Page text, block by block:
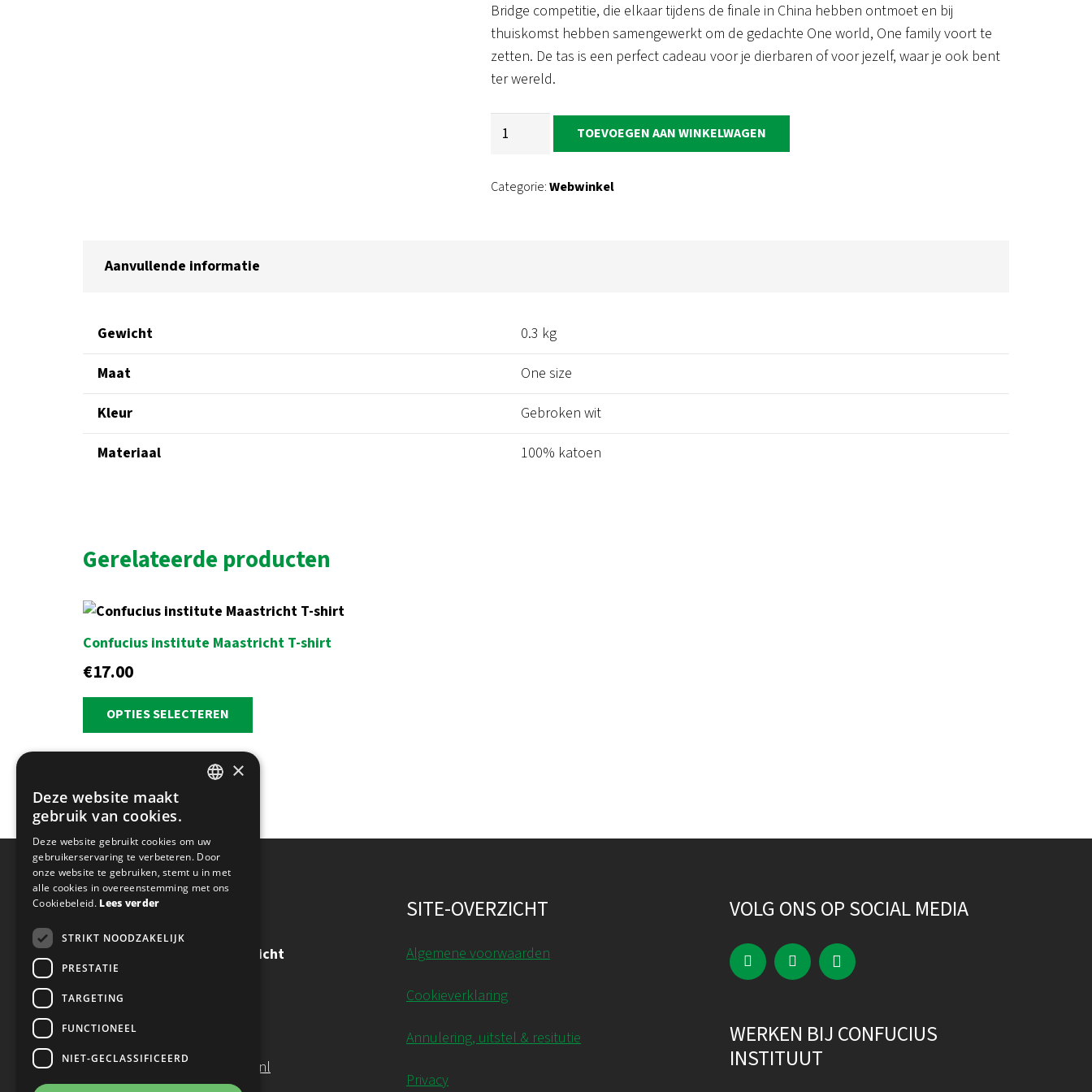
Bridge competitie, die elkaar tijdens de finale in China hebben ontmoet en bij
thuiskomst hebben samengewerkt om de gedachte One world, One family voort te
zetten. De tas is een perfect cadeau voor je dierbaren of voor jezelf, waar je ook bent
ter wereld.
One
family
TOEVOEGEN AAN WINKELWAGEN
Categorie:Webwinkel
Aanvullende informatie
Gewicht
0.3 kg
Maat
One size
Kleur
Gebroken wit
Materiaal
100% katoen
Gerelateerde producten
Confucius institute Maastricht T-shirt
€17.00
OPTIES SELECTEREN
CONTACTGEGEVENS
Confucius Instituut Maastricht
Brusselseweg 150
6217 HB Maastricht
E:info@confuciusmaastricht.nl
SITE-OVERZICHT
Algemene voorwaarden
Cookieverklaring
Annulering, uitstel & resitutie
Privacy
VOLG ONS OP SOCIAL MEDIA
WERKEN BIJ CONFUCIUS
INSTITUUT
×
Deze website maakt
gebruik van cookies.
Deze website gebruikt cookies om uw
gebruikerservaring te verbeteren. Door
onze website te gebruiken, stemt u in met
alle cookies in overeenstemming met ons
Cookiebeleid. Lees verder
STRIKT NOODZAKELIJK
PRESTATIE
TARGETING
FUNCTIONEEL
NIET-GECLASSIFICEERD